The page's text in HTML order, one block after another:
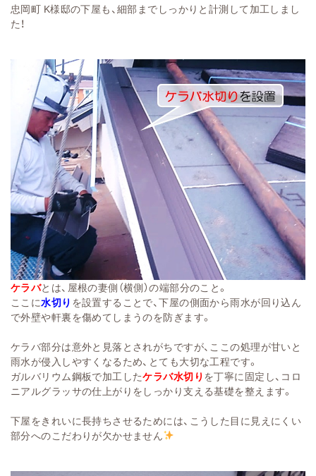
忠岡町 K様邸の下屋も、細部までしっかりと計測して加工しまし
た！
ケラバとは、屋根の妻側（横側）の端部分のこと。
ここに水切り を設置することで、下屋の側面から雨水が回り込ん
で外壁や軒裏を傷めてしまうのを防ぎます。
ケラバ部分は意外と見落とされがちですが、ここの処理が甘いと
雨水が侵入しやすくなるため、とても大切な工程です。
ガルバリウム鋼板で加工したケラバ水切り を丁寧に固定し、コロ
ニアルグラッサの仕上がりをしっかり支える基礎を整えます。
下屋をきれいに長持ちさせるためには、こうした目に見えにくい
部分へのこだわりが欠かせません